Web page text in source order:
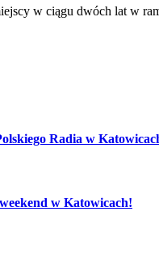
w ciągu dwóch lat w
Radia w
w Katowicach!